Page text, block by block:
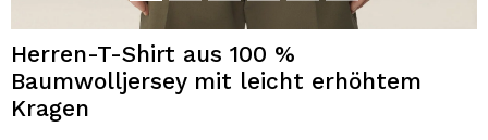
Herren-T-Shirt aus 100 %
Baumwolljersey mit leicht erhöhtem
Kragen